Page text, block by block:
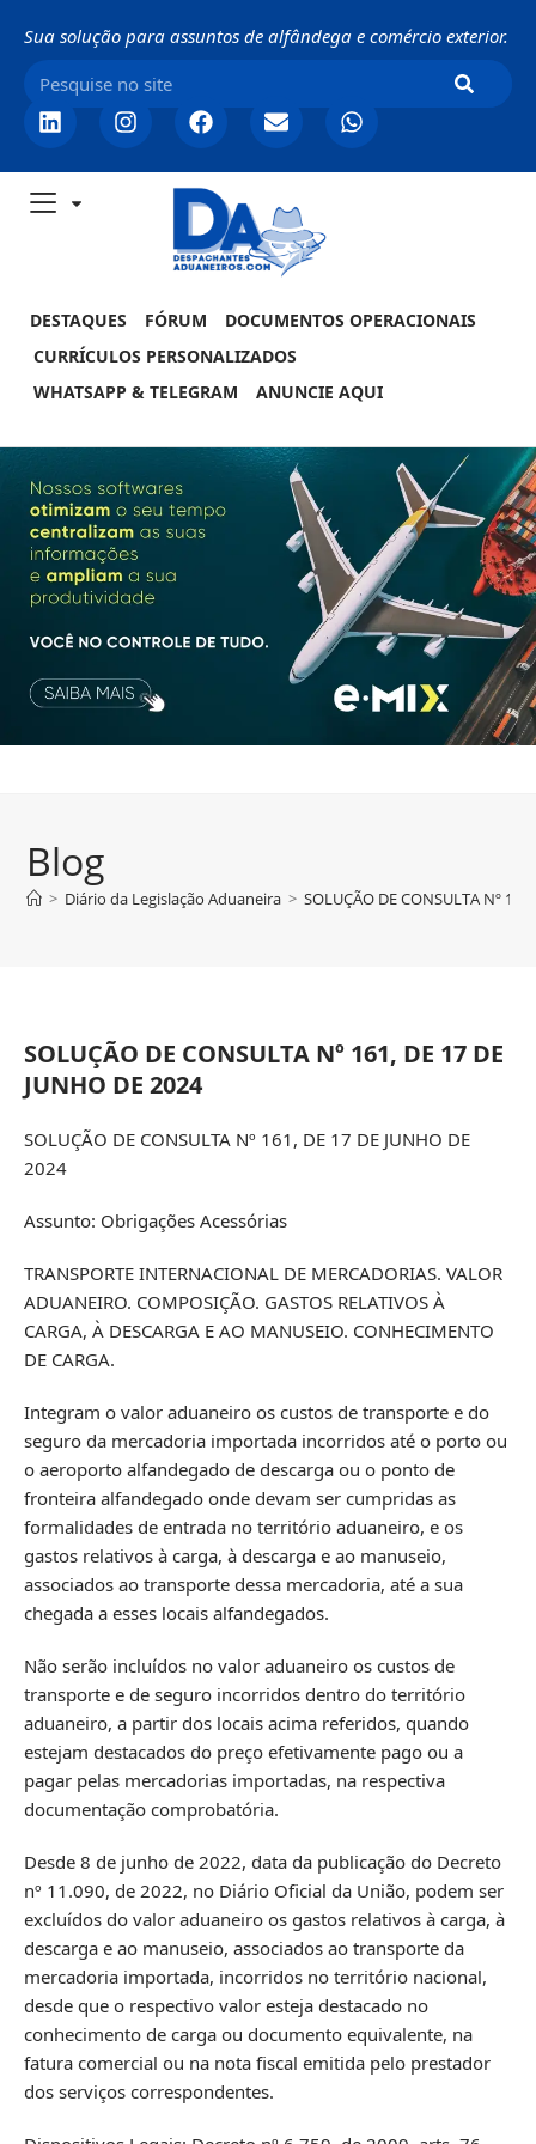
Sua solução para assuntos de alfândega e comércio exterior.
DESTAQUES FÓRUM
DOCUMENTOS OPERACIONAIS
CURRÍCULOS PERSONALIZADOS
WHATSAPP & TELEGRAM
ANUNCIE AQUI
Blog
> Diário da Legislação Aduaneira > SOLUÇÃO DE CONSULTA Nº
SOLUÇÃO DE CONSULTA Nº 161, DE 17 DE
JUNHO DE 2024
SOLUÇÃO DE CONSULTA Nº 161, DE 17 DE JUNHO DE
2024
Assunto: Obrigações Acessórias
TRANSPORTE INTERNACIONAL DE MERCADORIAS. VALOR
ADUANEIRO. COMPOSIÇÃO. GASTOS RELATIVOS À
CARGA, À DESCARGA E AO MANUSEIO. CONHECIMENTO
DE CARGA.
Integram o valor aduaneiro os custos de transporte e do
seguro da mercadoria importada incorridos até o porto ou
o aeroporto alfandegado de descarga ou o ponto de
fronteira alfandegado onde devam ser cumpridas as
formalidades de entrada no território aduaneiro, e os
gastos relativos à carga, à descarga e ao manuseio,
associados ao transporte dessa mercadoria, até a sua
chegada a esses locais alfandegados.
Não serão incluídos no valor aduaneiro os custos de
transporte e de seguro incorridos dentro do território
aduaneiro, a partir dos locais acima referidos, quando
estejam destacados do preço efetivamente pago ou a
pagar pelas mercadorias importadas, na respectiva
documentação comprobatória.
Desde 8 de junho de 2022, data da publicação do Decreto
nº 11.090, de 2022, no Diário Oficial da União, podem ser
excluídos do valor aduaneiro os gastos relativos à carga, à
descarga e ao manuseio, associados ao transporte da
mercadoria importada, incorridos no território nacional,
desde que o respectivo valor esteja destacado no
conhecimento de carga ou documento equivalente, na
fatura comercial ou na nota fiscal emitida pelo prestador
dos serviços correspondentes.